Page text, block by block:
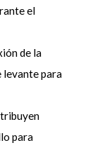
el
de la
levante para
para